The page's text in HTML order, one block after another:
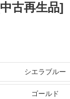
古再生品]
シエラブルー
ゴールド